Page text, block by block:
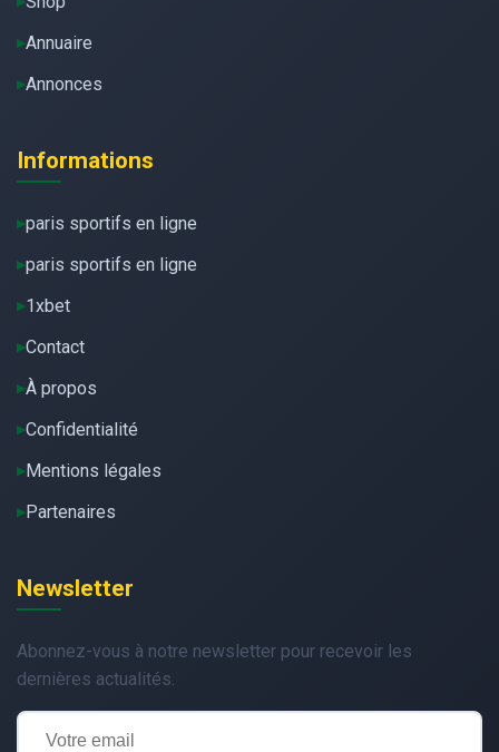
Annuaire
Annonces
Informations
paris sportifs en ligne
paris sportifs en ligne
1xbet
Contact
À propos
Confidentialité
Mentions légales
Partenaires
Newsletter
Abonnez-vous à notre newsletter pour recevoir les
dernières actualités.